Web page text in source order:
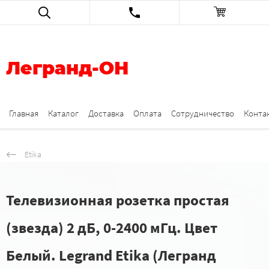
Легранд-ОН
Главная Каталог Доставка Оплата Сотрудничество
Etika
Телевизионная розетка простая
(звезда) 2 дБ, 0-2400 мГц. Цвет
Белый. Legrand Etika (Легранд